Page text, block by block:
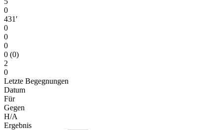
0
431′
0
0
0
0 (0)
2
0
Letzte Begegnungen
Datum
Für
Gegen
H/A
Ergebnis